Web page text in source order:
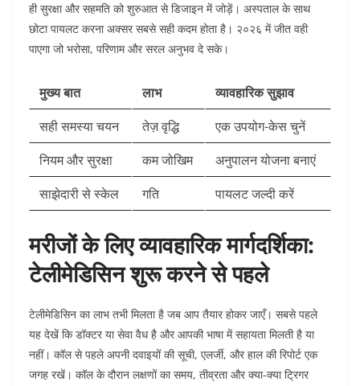
ही सुरक्षा और सहमति को शुरुआत से डिजाइन में जोड़ें। अस्पताल के साथ
छोटा पायलट करना अक्सर सबसे सही कदम होता है। २०२६ में जीत वही
पाएगा जो भरोसा, परिणाम और सरल अनुभव दे सके।
मुख्य बात लाभ
व्यावहारिक सुझाव
सही समस्या चयन
तेज़ वृद्धि
एक उपयोग-केस चुनें
नियम और सुरक्षा
कम जोखिम
अनुपालन योजना बनाएं
साझेदारी से स्केल
गति पायलट जल्दी करें
मरीजों के लिए व्यावहारिक मार्गदर्शिका:
टेलीमेडिसिन शुरू करने से पहले
टेलीमेडिसिन का लाभ तभी मिलता है जब आप तैयार होकर जाएँ। सबसे पहले
यह देखें कि डॉक्टर या सेवा वैध है और आपकी भाषा में सहायता मिलती है या
नहीं। कॉल से पहले अपनी दवाइयों की सूची, एलर्जी, और हाल की रिपोर्ट एक
जगह रखें। कॉल के दौरान लक्षणों का समय, तीव्रता और क्या-क्या ट्रिगर